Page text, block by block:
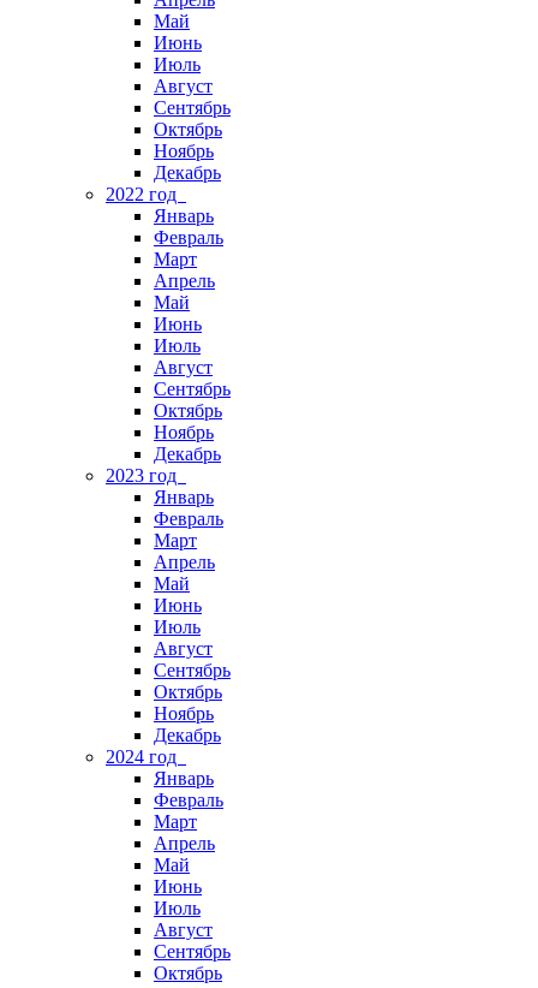
Май
Июнь
Июль
Август
Сентябрь
Октябрь
Ноябрь
Декабрь
2022 год
Январь
Февраль
Март
Апрель
Май
Июнь
Июль
Август
Сентябрь
Октябрь
Ноябрь
Декабрь
2023 год
Январь
Февраль
Март
Апрель
Май
Июнь
Июль
Август
Сентябрь
Октябрь
Ноябрь
Декабрь
2024 год
Январь
Февраль
Март
Апрель
Май
Июнь
Июль
Август
Сентябрь
Октябрь